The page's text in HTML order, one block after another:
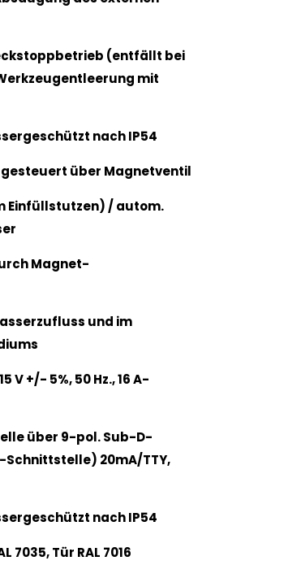
(entfällt bei
mit
nach IP54
über Magnetventil
Einfüllstutzen) / autom.
Magnet-
und im
V +/- 5%, 50 Hz., 16 A-
über 9-pol. Sub-D-
20mA/TTY,
nach IP54
7035, Tür RAL 7016